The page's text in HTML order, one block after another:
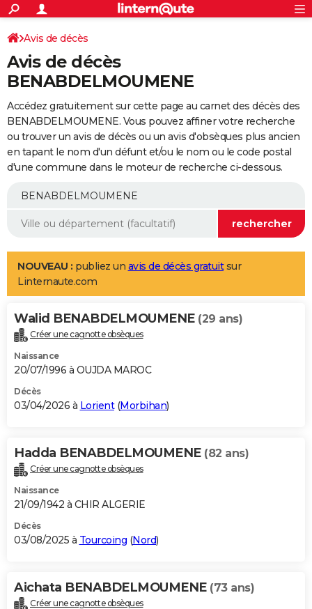
ACTUALITÉS
Politique
Société
Faits Divers
Education
Monde
Villes
+
SPORT
Coupe du monde 2026
Football
Tennis
Cyclisme
Rugby
Forum
FINANCE
Retraite
Impôts
Epargne
Immobilier
Risques naturels par ville
Banque
Assurance
Crédit
Essais
Réserver un essai
Citadines
Berlines
SUV
Forum auto
+
HIGH-TECH
Art de vivre
Bien-être
Loisirs
Mode
Modes de vie
SANTE
Alimentation
Guide de la santé
Maladies
Médicaments
Sommeil
+
Destinations
City break
Voyage nature
Voyage de noces
Forum
Climat
PHOTO
GUIDES D'ACHAT
BONS PLANS
CARTE DE VOEUX
Dictionnaire
Biographies
Citations
Expressions
Proverbes
PROGRAMME TV
COPAINS D'AVANT
S'inscrire
Se connecter
Lycées
Collèges
Primaires
Universités
Entreprises
Service militaire
Avis de recherche
AVIS DE DÉCÈS
Bricolage
Lifestyle
Culture
Sport
Auto
Television
Voyage
Cinema
Avis de décès
Avis de décès
BENABDELMOUMENE
Accédez gratuitement sur cette page au carnet des décès des
BENABDELMOUMENE. Vous pouvez affiner votre recherche
ou trouver un avis de décès ou un avis d'obsèques plus ancien
en tapant le nom d'un défunt et/ou le nom ou le code postal
d'une commune dans le moteur de recherche ci-dessous.
NOUVEAU : publiez un avis de décès gratuitsur
Linternaute.com
Walid BENABDELMOUMENE (29 ans)
Créer une cagnotte obsèques
Naissance
20/07/1996 à OUJDA MAROC
Décès
03/04/2026 à Lorient(Morbihan)
Hadda BENABDELMOUMENE (82 ans)
Créer une cagnotte obsèques
Naissance
21/09/1942 à CHIR ALGERIE
Décès
03/08/2025 à Tourcoing (Nord)
Aichata BENABDELMOUMENE (73 ans)
Créer une cagnotte obsèques